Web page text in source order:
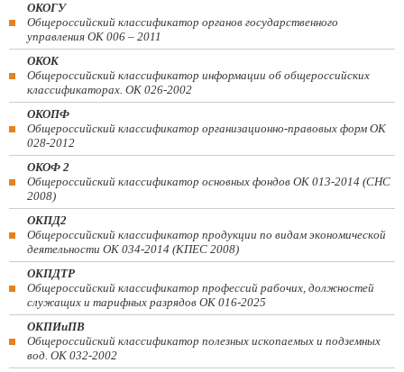
ОКОГУ
Общероссийский классификатор органов государственного
управления ОК 006 – 2011
ОКОК
Общероссийский классификатор информации об общероссийских
классификаторах. ОК 026-2002
ОКОПФ
Общероссийский классификатор организационно-правовых форм ОК
028-2012
ОКОФ 2
Общероссийский классификатор основных фондов ОК 013-2014 (СНС
2008)
ОКПД2
Общероссийский классификатор продукции по видам экономической
деятельности ОК 034-2014 (КПЕС 2008)
ОКПДТР
Общероссийский классификатор профессий рабочих, должностей
служащих и тарифных разрядов ОК 016-2025
ОКПИиПВ
Общероссийский классификатор полезных ископаемых и подземных
вод. ОК 032-2002